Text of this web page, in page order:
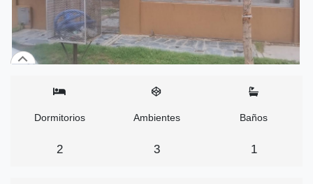
Dormitorios
2
Ambientes
3
Baños
1